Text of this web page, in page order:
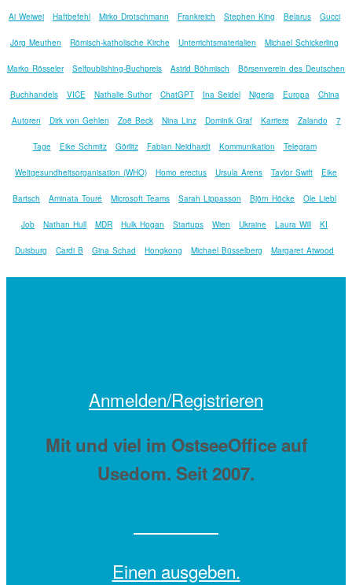
Ai Weiwei Haftbefehl Mirko Drotschmann Frankreich Stephen King Belarus Gucci
Jörg Meuthen Römisch-katholische Kirche Unterrichtsmaterialien Michael Schickerling
Marko Rösseler Selfpublishing-Buchpreis Astrid Böhmisch Börsenverein des Deutschen
Buchhandels VICE Nathalie Suthor ChatGPT Ina Seidel Nigeria Europa China
Autoren Dirk von Gehlen Zoë Beck Nina Linz Dominik Graf Karriere Zalando 7
Tage Eike Schmitz Görlitz Fabian Neidhardt Kommunikation Telegram
Weltgesundheitsorganisation (WHO) Homo erectus Ursula Arens Taylor Swift Eike
Bartsch Aminata Touré Microsoft Teams Sarah Lippasson Björn Höcke Ole Liebl
Job Nathan Hull MDR Hulk Hogan Startups Wien Ukraine Laura Will KI
Duisburg Cardi B Gina Schad Hongkong Michael Büsselberg Margaret Atwood
Anmelden/Registrieren
Mit und viel im OstseeOffice auf
Usedom. Seit 2007.
Einen ausgeben.